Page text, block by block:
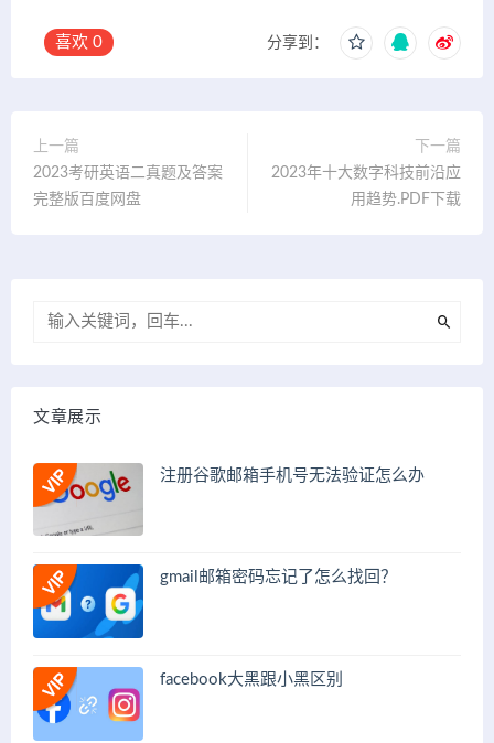
喜欢 0 分享到：
上一篇
2023考研英语二真题及答案
完整版百度网盘
下一篇
2023年十大数字科技前沿应
用趋势.PDF下载
文章展示
注册谷歌邮箱手机号无法验证怎么办
gmail邮箱密码忘记了怎么找回？
facebook大黑跟小黑区别